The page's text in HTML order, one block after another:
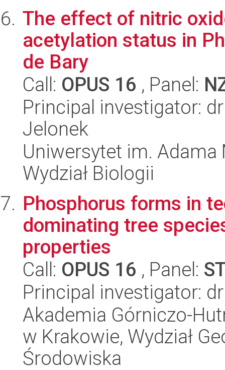
The effect of nitric
acetylation status in
de Bary
Call: OPUS 16 , Panel:
Principal investigator:
Jelonek
Uniwersytet im.
Wydział Biologii
Phosphorus forms in
dominating tree
properties
Call: OPUS 16 , Panel:
Principal investigator:
Akademia Górniczo-
w Krakowie, Wydział
Środowiska